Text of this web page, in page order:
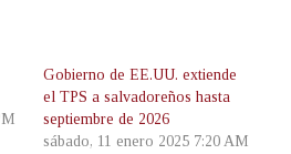
Gobierno de EE.UU. extiende
el TPS a salvadoreños hasta
septiembre de 2026
sábado, 11 enero 2025 7:20 AM